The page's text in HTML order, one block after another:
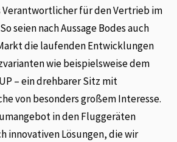
Verantwortlicher für den Vertrieb im
seien nach Aussage Bodes auch
die laufenden Entwicklungen
wie beispielsweise dem
UP – ein drehbarer Sitz mit
von besonders großem Interesse.
in den Fluggeräten
innovativen Lösungen, die wir